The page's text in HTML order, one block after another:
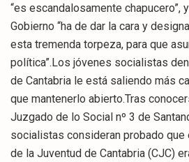
“es escandalosamente chapucero”,
Gobierno “ha de dar la cara y
esta tremenda torpeza, para que
política”.Los jóvenes socialistas
de Cantabria le está saliendo más
que mantenerlo abierto.Tras
Juzgado de lo Social nº 3 de
socialistas consideran probado que
de la Juventud de Cantabria (CJC)